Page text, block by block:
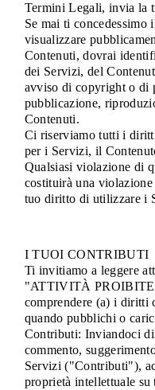
Termini Legali, invia la
Se mai ti concedessimo
visualizzare
Contenuti, dovrai
dei Servizi, del
avviso di copyright o di
pubblicazione,
Contenuti.
Ci riserviamo tutti i diritti
per i Servizi, il
Qualsiasi violazione di
costituirà una
tuo diritto di utilizzare i
I TUOI CONTRIBUTI
Ti invitiamo a leggere
"ATTIVITÀ
comprendere (a) i diritti
quando pubblichi o
Contributi: Inviandoci
commento,
Servizi ("Contributi"),
proprietà intellettuale